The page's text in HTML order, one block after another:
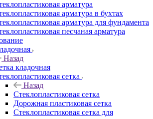
арматура
арматура в бухтах
арматура для фундамента
песчаная арматура
Назад
кладочная
сетка
Назад
Стеклопластиковая сетка
Дорожная пластиковая сетка
Стеклопластиковая сетка для